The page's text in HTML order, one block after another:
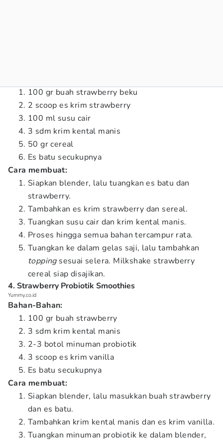
100 gr buah strawberry beku
2 scoop es krim strawberry
100 ml susu cair
3 sdm krim kental manis
50 gr cereal
Es batu secukupnya
Cara membuat:
Siapkan blender, lalu tuangkan es batu dan
strawberry.
Tambahkan es krim strawberry dan sereal.
Tuangkan susu cair dan krim kental manis.
Proses hingga semua bahan tercampur rata.
Tuangkan ke dalam gelas saji, lalu tambahkan
toppingsesuai selera. Milkshake strawberry
cereal siap disajikan.
4. Strawberry Probiotik Smoothies
Yummy.co.id
Bahan-Bahan:
100 gr buah strawberry
3 sdm krim kental manis
2-3 botol minuman probiotik
3 scoop es krim vanilla
Es batu secukupnya
Cara membuat:
Siapkan blender, lalu masukkan buah strawberry
dan es batu.
Tambahkan krim kental manis dan es krim vanilla.
Tuangkan minuman probiotik ke dalam blender,